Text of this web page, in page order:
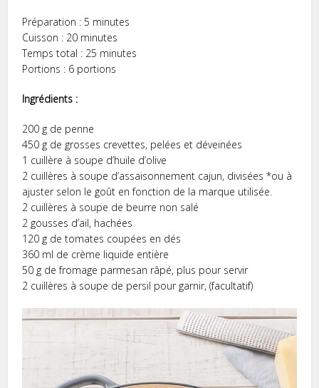
Préparation : 5 minutes
Cuisson : 20 minutes
Temps total : 25 minutes
Portions : 6 portions
Ingrédients :
200 g de penne
450 g de grosses crevettes, pelées et déveinées
1 cuillère à soupe d’huile d’olive
2 cuillères à soupe d’assaisonnement cajun, divisées *ou à
ajuster selon le goût en fonction de la marque utilisée.
2 cuillères à soupe de beurre non salé
2 gousses d’ail, hachées
120 g de tomates coupées en dés
360 ml de crème liquide entière
50 g de fromage parmesan râpé, plus pour servir
2 cuillères à soupe de persil pour garnir, (facultatif)